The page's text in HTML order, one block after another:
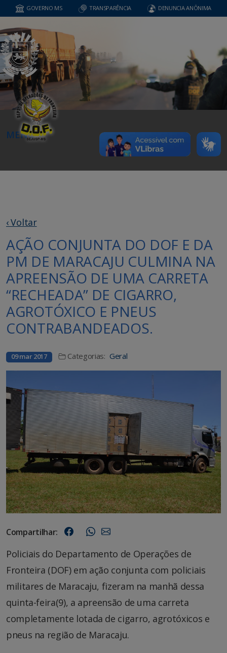
GOVERNO MS TRANSPARÊNCIA DENUNCIA ANÔNIMA
MENU
‹ Voltar
AÇÃO CONJUNTA DO DOF E DA
PM DE MARACAJU CULMINA NA
APREENSÃO DE UMA CARRETA
“RECHEADA” DE CIGARRO,
AGROTÓXICO E PNEUS
CONTRABANDEADOS.
09 mar 2017 Categorias: Geral
Compartilhar:
Policiais do Departamento de Operações de
Fronteira (DOF) em ação conjunta com policiais
militares de Maracaju, fizeram na manhã dessa
quinta-feira(9), a apreensão de uma carreta
completamente lotada de cigarro, agrotóxicos e
pneus na região de Maracaju.